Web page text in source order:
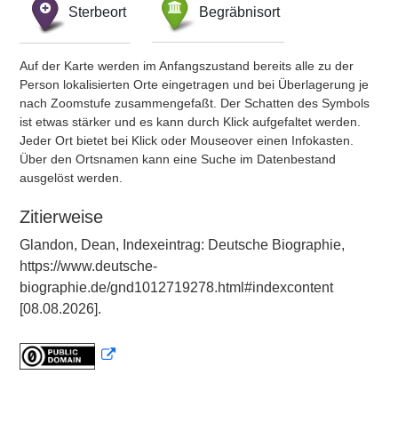
Sterbeort Begräbnisort
Auf der Karte werden im Anfangszustand bereits alle zu der
Person lokalisierten Orte eingetragen und bei Überlagerung je
nach Zoomstufe zusammengefaßt. Der Schatten des Symbols
ist etwas stärker und es kann durch Klick aufgefaltet werden.
Jeder Ort bietet bei Klick oder Mouseover einen Infokasten.
Über den Ortsnamen kann eine Suche im Datenbestand
ausgelöst werden.
Zitierweise
Glandon, Dean, Indexeintrag: Deutsche Biographie,
https://www.deutsche-
biographie.de/gnd1012719278.html#indexcontent
[08.08.2026].